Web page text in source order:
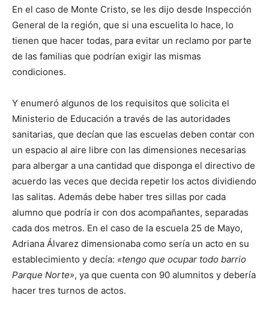
En el caso de Monte Cristo, se les dijo desde Inspección
General de la región, que si una escuelita lo hace, lo
tienen que hacer todas, para evitar un reclamo por parte
de las familias que podrían exigir las mismas
condiciones.
Y enumeró algunos de los requisitos que solicita el
Ministerio de Educación a través de las autoridades
sanitarias, que decían que las escuelas deben contar con
un espacio al aire libre con las dimensiones necesarias
para albergar a una cantidad que disponga el directivo de
acuerdo las veces que decida repetir los actos dividiendo
las salitas. Además debe haber tres sillas por cada
alumno que podría ir con dos acompañantes, separadas
cada dos metros. En el caso de la escuela 25 de Mayo,
Adriana Álvarez dimensionaba como sería un acto en su
establecimiento y decía: «tengo que ocupar todo barrio
Parque Norte», ya que cuenta con 90 alumnitos y debería
hacer tres turnos de actos.